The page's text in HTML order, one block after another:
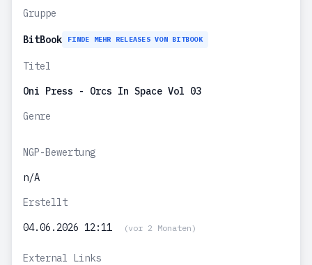
Gruppe
BitBook FINDE MEHR RELEASES VON BITBOOK
Titel
Oni Press - Orcs In Space Vol 03
Genre
NGP-Bewertung
n/A
Erstellt
04.06.2026 12:11
(vor 2 Monaten)
External Links